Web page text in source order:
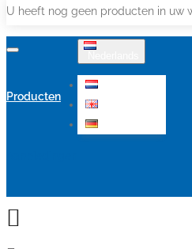
U heeft nog geen producten in uw
Producten